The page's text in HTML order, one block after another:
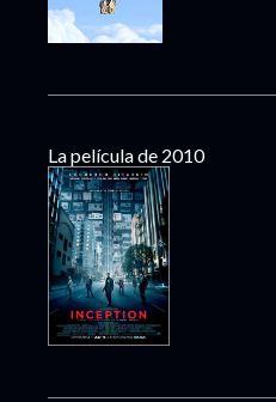
La película de 2010